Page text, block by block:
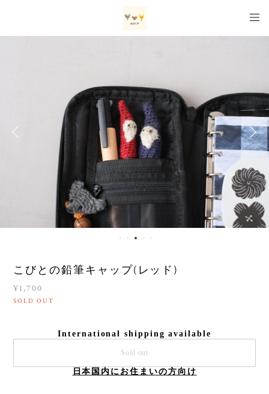
こびとの鉛筆キャップ(レッド)
¥1,700
SOLD OUT
International shipping available
Sold out
日本国内にお住まいの方向け